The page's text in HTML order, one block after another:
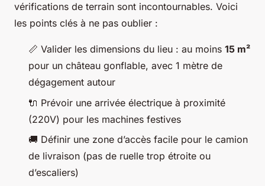
vérifications de terrain sont incontournables. Voici
les points clés à ne pas oublier :
📏 Valider les dimensions du lieu : au moins 15 m²
pour un château gonflable, avec 1 mètre de
dégagement autour
🔌 Prévoir une arrivée électrique à proximité
(220V) pour les machines festives
🚚 Définir une zone d’accès facile pour le camion
de livraison (pas de ruelle trop étroite ou
d’escaliers)